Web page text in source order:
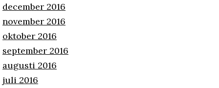
december 2016
november 2016
oktober 2016
september 2016
augusti 2016
juli 2016